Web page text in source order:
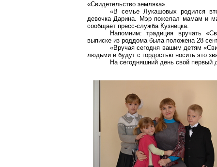
«Свидетельство земляка».
«В семье Лукашовых родился
девочкаДарина. Мэр пожелал мамам и
сообщает пресс-служба Кузнецка.
Напомним: традиция вручать
выписке из роддома была положена28
«Вручая сегодня вашим детям
людьми и будут с гордостью носить это
На сегодняшний день свой